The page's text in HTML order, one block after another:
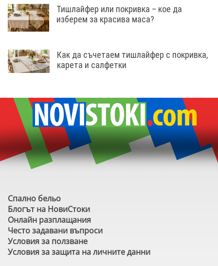
Тишлайфер или покривка – кое да
изберем за красива маса?
Как да съчетаем тишлайфер с покривка,
карета и салфетки
Спално бельо
Блогът на НовиСтоки
Онлайн разплащания
Често задавани въпроси
Условия за ползване
Условия за защита на личните данни